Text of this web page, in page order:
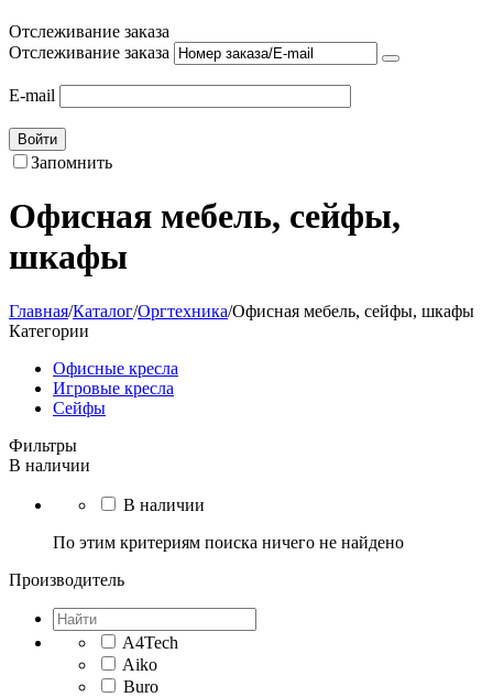
Отслеживание заказа
Отслеживание заказа
E-mail
Войти
Запомнить
Офисная мебель, сейфы,
шкафы
Главная/Каталог/Оргтехника/Офисная мебель, сейфы, шкафы
Категории
Офисные кресла
Игровые кресла
Сейфы
Фильтры
В наличии
В наличии
По этим критериям поиска ничего не найдено
Производитель
A4Tech
Aiko
Buro